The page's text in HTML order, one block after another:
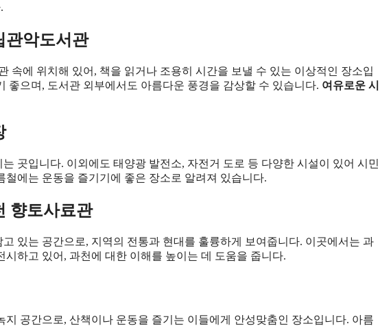
관악도서관
속에 위치해 있어, 책을 읽거나 조용히 시간을 보낼 수 있는 이상적인 장소입
좋으며, 도서관 외부에서도 아름다운 풍경을 감상할 수 있습니다. 여유로운 시
곳입니다. 이외에도 태양광 발전소, 자전거 도로 등 다양한 시설이 있어 시민
에는 운동을 즐기기에 좋은 장소로 알려져 있습니다.
향토사료관
있는 공간으로, 지역의 전통과 현대를 훌륭하게 보여줍니다. 이곳에서는 과
하고 있어, 과천에 대한 이해를 높이는 데 도움을 줍니다.
공간으로, 산책이나 운동을 즐기는 이들에게 안성맞춤인 장소입니다. 아름